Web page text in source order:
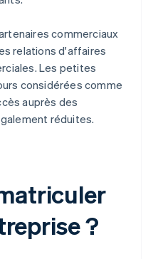
commerciaux
relations d'affaires
Les petites
considérées comme
auprès des
réduites.
?